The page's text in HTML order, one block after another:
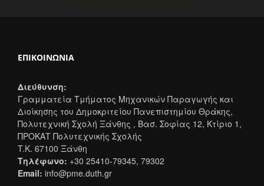
ΕΠΙΚΟΙΝΩΝΊΑ
Διεύθυνση:
Γραμματεία Τμήματος Μηχανικών Παραγωγής και
Διοίκησης του Δημοκριτείου Πανεπιστημίου Θράκης,
Πολυτεχνική Σχολή Ξάνθης , Βασ. Σοφίας 12, Κτίριο 1,
ΠΡΟΚΑΤ Πολυτεχνικής Σχολής
T.K. 67100 Ξάνθη
Τηλέφωνο: +30 25410-79345, 79302
Email: info@pme.duth.gr